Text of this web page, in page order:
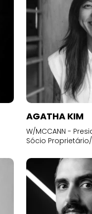
AGATHA KIM
W/MCCANN -
Sócio